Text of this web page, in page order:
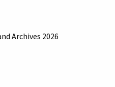
Archives 2026